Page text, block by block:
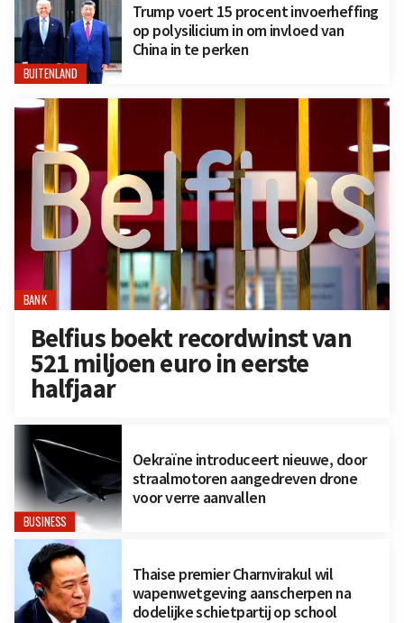
BUITENLAND
Trump voert 15 procent invoerheffing
op polysilicium in om invloed van
China in te perken
BANK
Belfius boekt recordwinst van
521 miljoen euro in eerste
halfjaar
BUSINESS
Oekraïne introduceert nieuwe, door
straalmotoren aangedreven drone
voor verre aanvallen
Thaise premier Charnvirakul wil
wapenwetgeving aanscherpen na
dodelijke schietpartij op school